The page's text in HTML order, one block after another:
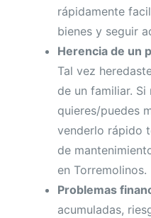
rápidamente
bienes y seguir
Herencia de un
Tal vez
de un familiar. Si
quieres/puedes
venderlo rápido
de
en Torremolinos.
Problemas
acumuladas,